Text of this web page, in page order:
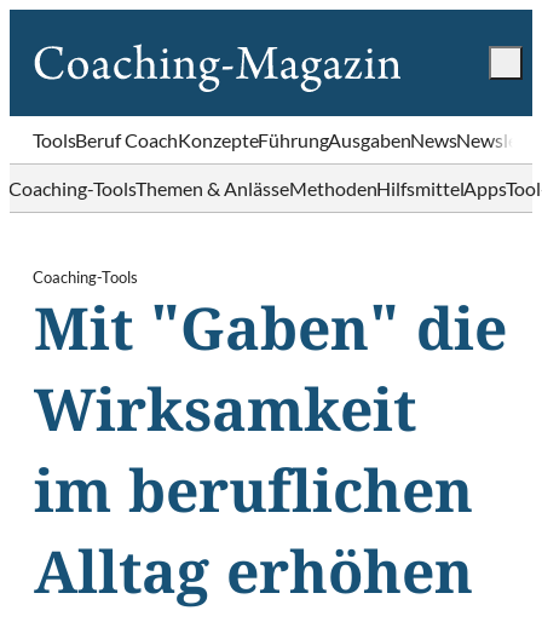
ToolsBeruf CoachKonzepteFührungAusgabenNews
Coaching-ToolsThemen & AnlässeMethodenHilfsmittelApps
Coaching-Tools
Mit "Gaben" die
Wirksamkeit
im beruflichen
Alltag erhöhen